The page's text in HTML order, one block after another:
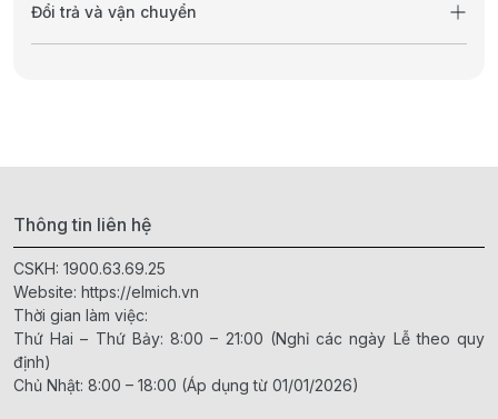
Đổi trả và vận chuyển
Thông tin liên hệ
CSKH: 1900.63.69.25
Website: https://elmich.vn
Thời gian làm việc:
Thứ Hai – Thứ Bảy: 8:00 – 21:00 (Nghỉ các ngày Lễ theo quy
định)
Chủ Nhật: 8:00 – 18:00 (Áp dụng từ 01/01/2026)